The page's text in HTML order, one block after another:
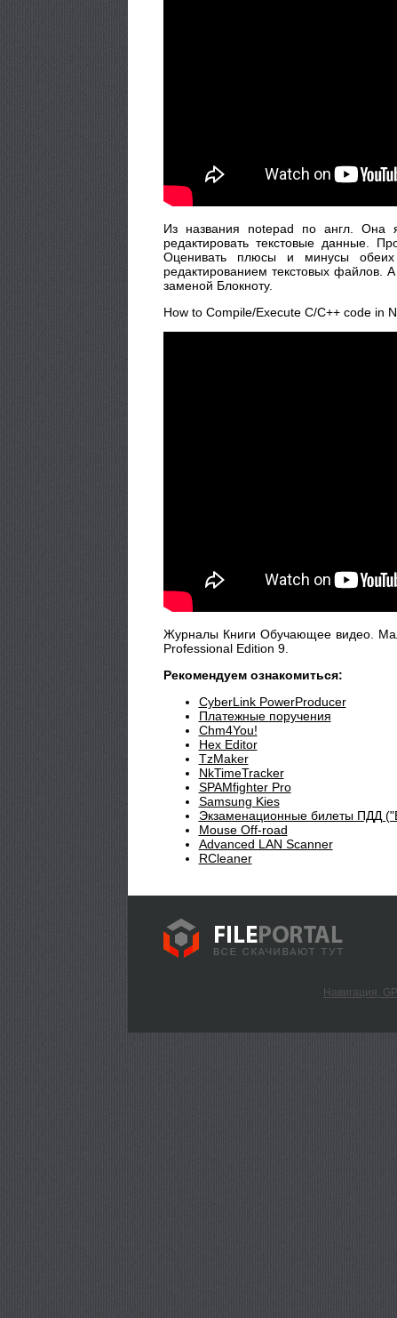
Из названия notepad по англ. Она
редактировать текстовые данные.
Оценивать плюсы и минусы обеих
редактированием текстовых файлов.
заменой Блокноту.
How to Compile/Execute C/C++ code in
Журналы Книги Обучающее видео.
Professional Edition 9.
Рекомендуем ознакомиться:
CyberLink PowerProducer
Платежные поручения
Chm4You!
Hex Editor
TzMaker
NkTimeTracker
SPAMfighter Pro
Samsung Kies
Экзаменационные билеты ПДД
Mouse Off-road
Advanced LAN Scanner
RCleaner
Навигация,